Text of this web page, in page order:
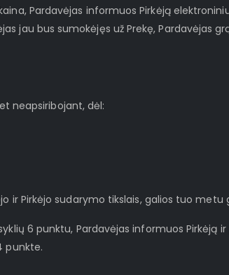
Pardavėjas informuos Pirkėją
jau bus sumokėjęs už Prekę, Pardavėjas
neapsiribojant, dėl:
ir Pirkėjo sudarymo tikslais, galios tuo metu
6 punktu, Pardavėjas informuos Pirkėją
punkte.